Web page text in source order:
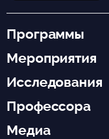
Программы
Мероприятия
Исследования
Профессора
Медиа